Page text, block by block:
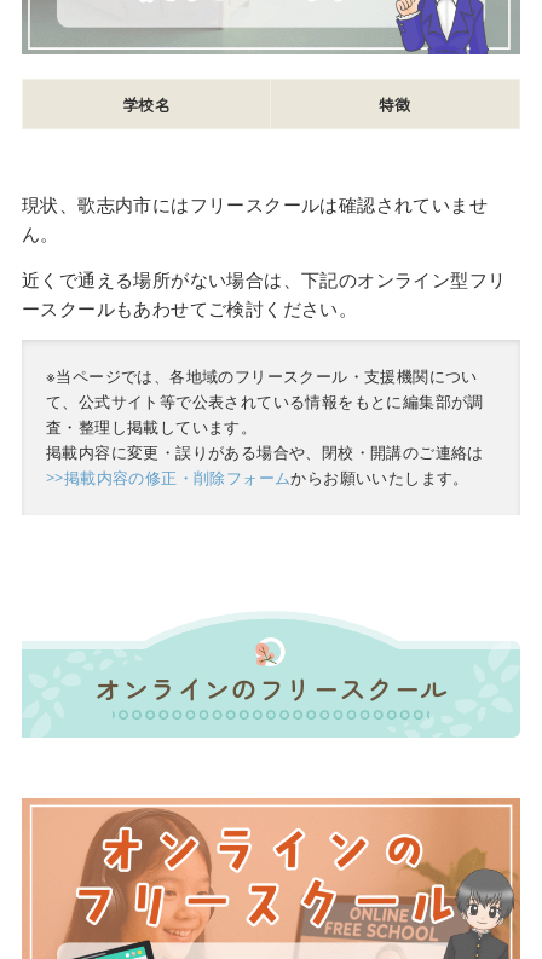
学校名 特徴
現状、歌志内市にはフリースクールは確認されていませ
ん。
近くで通える場所がない場合は、下記のオンライン型フリ
ースクールもあわせてご検討ください。
※当ページでは、各地域のフリースクール・支援機関につい
て、公式サイト等で公表されている情報をもとに編集部が調
査・整理し掲載しています。
掲載内容に変更・誤りがある場合や、閉校・開講のご連絡は
>>掲載内容の修正・削除フォームからお願いいたします。
オンラインのフリースクール